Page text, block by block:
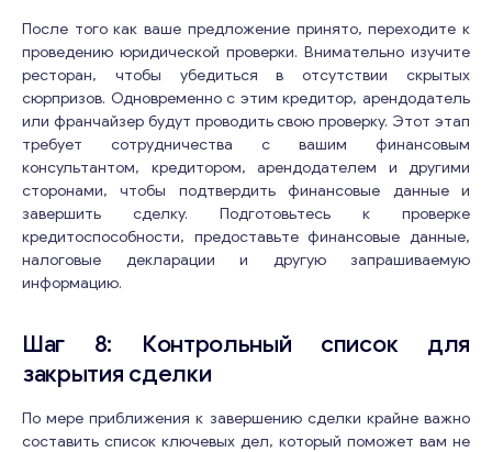
После того как ваше предложение принято, переходите к
проведению юридической проверки. Внимательно изучите
ресторан, чтобы убедиться в отсутствии скрытых
сюрпризов. Одновременно с этим кредитор, арендодатель
или франчайзер будут проводить свою проверку. Этот этап
требует сотрудничества с вашим финансовым
консультантом, кредитором, арендодателем и другими
сторонами, чтобы подтвердить финансовые данные и
завершить сделку. Подготовьтесь к проверке
кредитоспособности, предоставьте финансовые данные,
налоговые декларации и другую запрашиваемую
информацию.
Шаг 8: Контрольный список для
закрытия сделки
По мере приближения к завершению сделки крайне важно
составить список ключевых дел, который поможет вам не